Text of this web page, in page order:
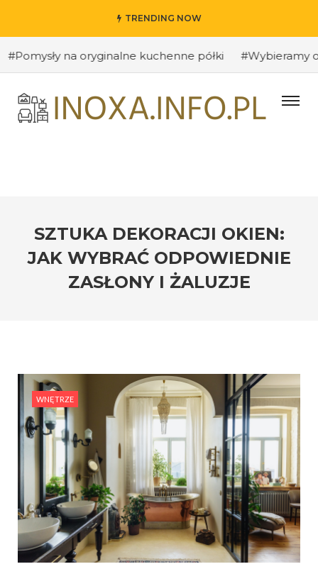
TRENDING NOW
na oryginalne kuchenne półki #Wybieramy
SZTUKA DEKORACJI OKIEN:
JAK WYBRAĆ ODPOWIEDNIE
ZASŁONY I ŻALUZJE
WNĘTRZE